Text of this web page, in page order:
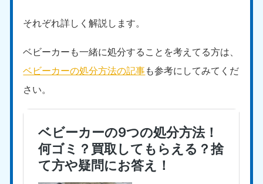
それぞれ詳しく解説します。
ベビーカーも一緒に処分することを考えてる方は、
ベビーカーの処分方法の記事も参考にしてみてくだ
さい。
北海道・東北
北海道
050-1881-5277
9:00〜19:00 年中無休
青森県
050-1881-5276
9:00〜19:00 年中無休
050-1881-5274
9:00〜19:00 年中無休
050-1881-5275
9:00〜19:00 年中無休
山形県
050-1881-5273
宮城県
050-1881-5272
9:00〜19:00 年中無休